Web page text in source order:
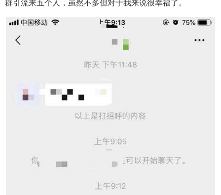
群引流来五个人，虽然不多但对于我来说很幸福了。